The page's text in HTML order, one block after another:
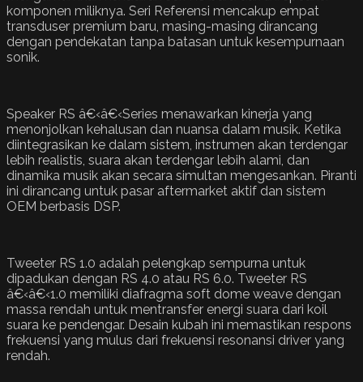
komponen miliknya. Seri Referensi mencakup empat
transduser premium baru, masing-masing dirancang
dengan pendekatan tanpa batasan untuk kesempurnaan
sonik.
Speaker RS â€‹â€‹Series menawarkan kinerja yang
menonjolkan kehalusan dan nuansa dalam musik. Ketika
diintegrasikan ke dalam sistem, instrumen akan terdengar
lebih realistis, suara akan terdengar lebih alami, dan
dinamika musik akan secara simultan mengesankan. Piranti
ini dirancang untuk pasar aftermarket aktif dan sistem
OEM berbasis DSP.
Tweeter RS 1.0 adalah pelengkap sempurna untuk
dipadukan dengan RS 4.0 atau RS 6.0. Tweeter RS
â€‹â€‹1.0 memiliki diafragma soft dome weave dengan
massa rendah untuk mentransfer energi suara dari koil
suara ke pendengar. Desain kubah ini memastikan respons
frekuensi yang mulus dari frekuensi resonansi driver yang
rendah.